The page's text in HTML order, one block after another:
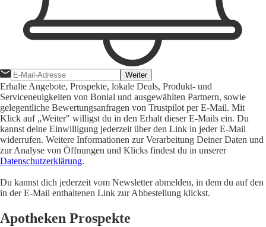
Weiter
Erhalte Angebote, Prospekte, lokale Deals, Produkt- und
Serviceneuigkeiten von Bonial und ausgewählten Partnern, sowie
gelegentliche Bewertungsanfragen von Trustpilot per E-Mail. Mit
Klick auf „Weiter" willigst du in den Erhalt dieser E-Mails ein. Du
kannst deine Einwilligung jederzeit über den Link in jeder E-Mail
widerrufen. Weitere Informationen zur Verarbeitung Deiner Daten und
zur Analyse von Öffnungen und Klicks findest du in unserer
Datenschutzerklärung.
Du kannst dich jederzeit vom Newsletter abmelden, in dem du auf den
in der E-Mail enthaltenen Link zur Abbestellung klickst.
Apotheken Prospekte